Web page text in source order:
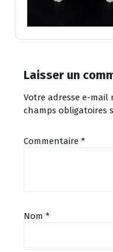
Laisser un
Votre adresse e-mail
champs obligatoires
Commentaire *
Nom *